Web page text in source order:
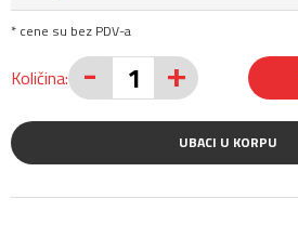
* cene su bez PDV-a
Količina: - +
UBACI U KORPU